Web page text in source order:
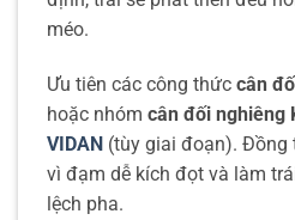
méo.
Ưu tiên các công thức cân
hoặc nhóm cân đối nghiêng
VIDAN (tùy giai đoạn). Đồng
vì đạm dễ kích đọt và làm
lệch pha.